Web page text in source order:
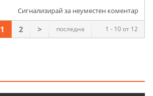
Сигнализирай за неуместен коментар
1 - 10 от 12
1 2 > последна